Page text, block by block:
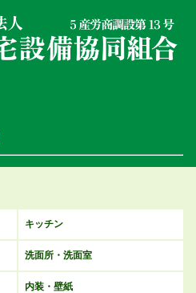
キッチン
洗面所・洗面室
内装・壁紙